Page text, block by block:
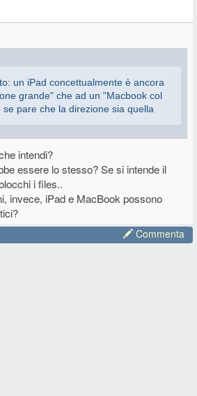
un iPad concettualmente è ancora
grande" che ad un "Macbook col
pare che la direzione sia quella
mai per non cannibalizzarsi le quote
limite di iPad (iOS) in effetti è il file
intendi?
essere lo stesso? Se si intende il
i files..
invece, iPad e MacBook possono
Commenta